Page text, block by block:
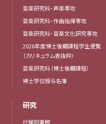
音楽研究科・声楽専攻
音楽研究科・作曲指揮専攻
音楽研究科・音楽文化研究専攻
2026年度博士後期課程学生便覧
（カリキュラム表抜粋）
音楽研究科（博士後期課程）
博士学位授与名簿
研究
付属図書館